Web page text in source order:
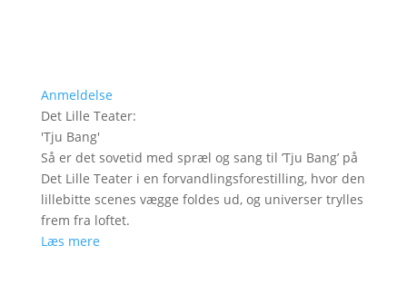
Anmeldelse
Det Lille Teater:
'Tju Bang'
Så er det sovetid med spræl og sang til ’Tju Bang’ på
Det Lille Teater i en forvandlingsforestilling, hvor den
lillebitte scenes vægge foldes ud, og universer trylles
frem fra loftet.
Læs mere